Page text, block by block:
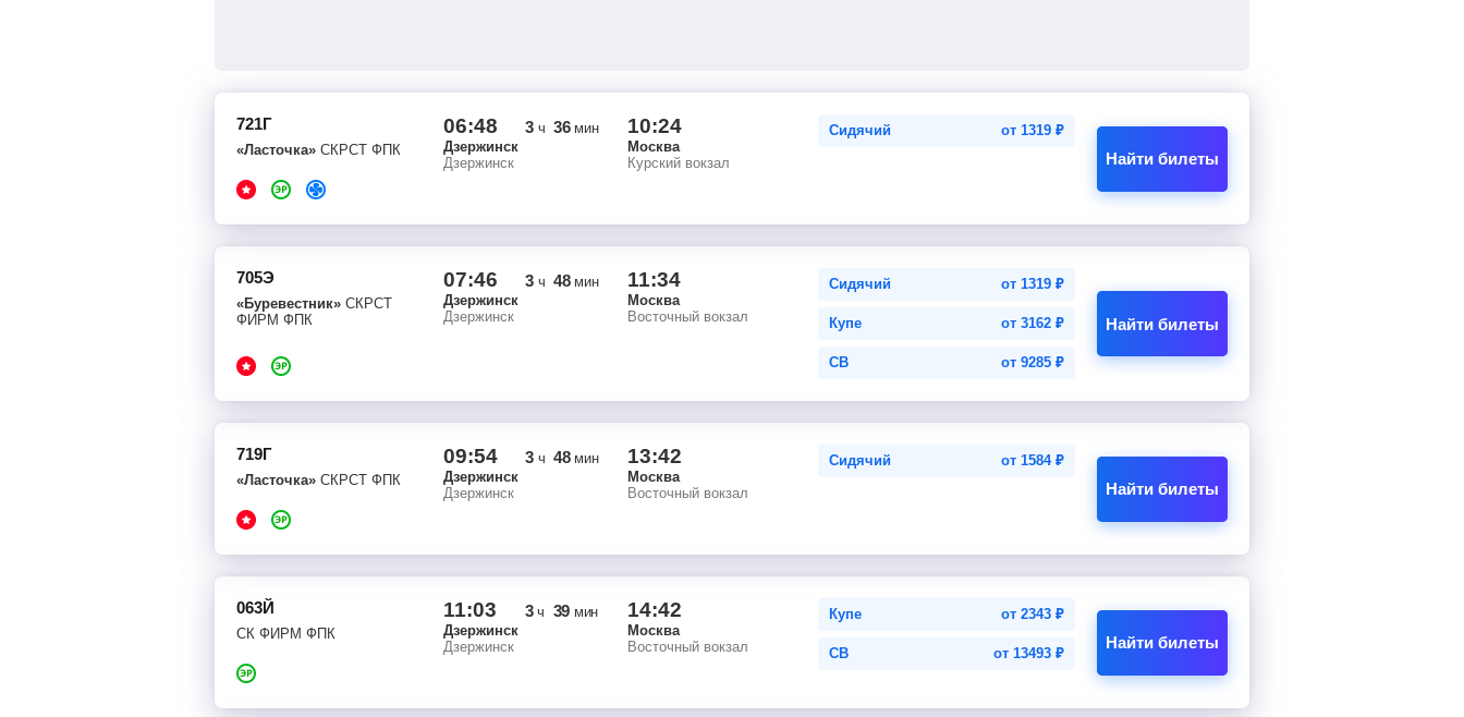
721Г
«Ласточка» СКРСТ ФПК
06:48 3 ч36мин
Дзержинск
Дзержинск
10:24
Москва
Курский вокзал
Сидячий от 1319 ₽
Найти билеты
705Э
«Буревестник» СКРСТ
ФИРМ ФПК
07:46 3 ч48мин
Дзержинск
Дзержинск
11:34
Москва
Восточный вокзал
Сидячий от 1319 ₽
Купе от 3162 ₽
СВ от 9285 ₽
Найти билеты
719Г
«Ласточка» СКРСТ ФПК
09:54 3 ч48мин
Дзержинск
Дзержинск
13:42
Москва
Восточный вокзал
Сидячий от 1584₽
Найти билеты
063Й
СК ФИРМ ФПК
11:03 3ч 39 мин
Дзержинск
Дзержинск
14:42
Москва
Восточный вокзал
Купе от 2343 ₽
СВ от 13493 ₽
Найти билеты